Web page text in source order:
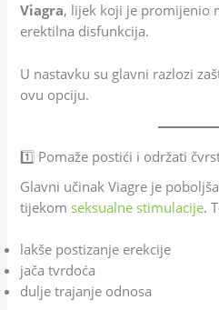
Viagra, lijek koji je promijenio
erektilna disfunkcija.
U nastavku su glavni razlozi
ovu opciju.
1️⃣ Pomaže postići i održati
Glavni učinak Viagre je
tijekomseksualne stimulacije.
lakše postizanje erekcije
jača tvrdoća
dulje trajanje odnosa